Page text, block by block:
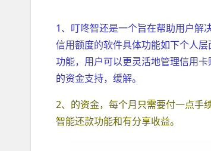
1、叮咚智还是一个旨在帮助用户解
信用额度的软件具体功能如下个人
功能，用户可以更灵活地管理信用
的资金支持，缓解。
2、的资金，每个月只需要付一点手
智能还款功能和有分享收益。